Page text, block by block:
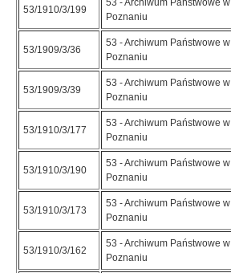
53/1910/3/199
53 - Archiwum Państwowe w
Poznaniu
53/1909/3/36
53 - Archiwum Państwowe w
Poznaniu
53/1909/3/39
53 - Archiwum Państwowe w
Poznaniu
53/1910/3/177
53 - Archiwum Państwowe w
Poznaniu
53/1910/3/190
53 - Archiwum Państwowe w
Poznaniu
53/1910/3/173
53 - Archiwum Państwowe w
Poznaniu
53/1910/3/162
53 - Archiwum Państwowe w
Poznaniu